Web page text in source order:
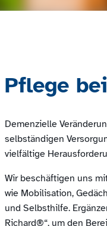
Pflege
Demenzielle
selbständigen
vielfältige
Wir beschäftigen uns
wie Mobilisation,
und Selbsthilfe.
Richard®“, um den